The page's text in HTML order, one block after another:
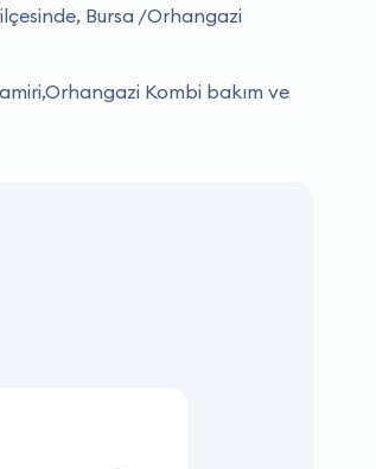
Bursa /Orhangazi
Kombi bakım ve